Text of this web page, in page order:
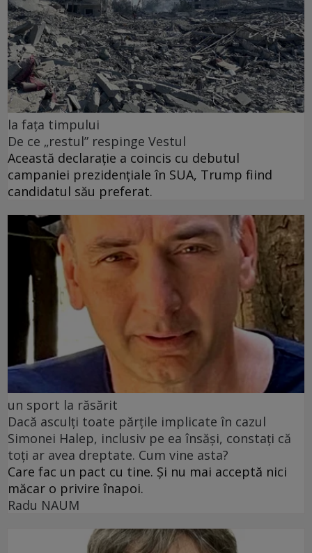
la fața timpului
De ce „restul” respinge Vestul
Această declarație a coincis cu debutul
campaniei prezidențiale în SUA, Trump fiind
candidatul său preferat.
un sport la răsărit
Dacă asculți toate părțile implicate în cazul
Simonei Halep, inclusiv pe ea însăși, constați că
toți ar avea dreptate. Cum vine asta?
Care fac un pact cu tine. Și nu mai acceptă nici
măcar o privire înapoi.
Radu NAUM